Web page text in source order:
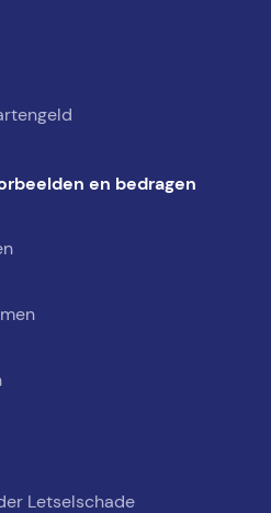
en bedragen
Letselschade